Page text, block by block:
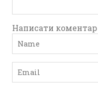
Написати коментар